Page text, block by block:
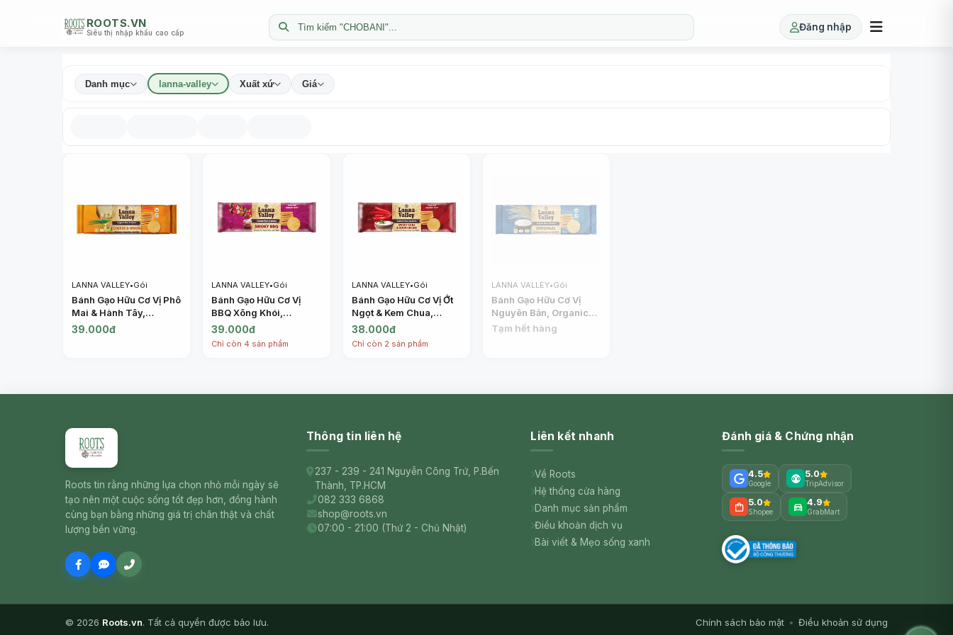
ROOTS.VN
Siêu thị nhập khẩu cao cấp
Tìm kiếm "CHOBANI"... Đăng nhập
Danh mục lanna-valley Xuất xứ Giá
LANNA VALLEY•Gói
Bánh Gạo Hữu Cơ Vị Phô
Mai & Hành Tây,
Organic Rice Crackers,
39.000đ
LANNA VALLEY•Gói
Bánh Gạo Hữu Cơ Vị
BBQ Xông Khói,
Organic Rice Crackers,
Smoky BBQ, Gluten
Free (100g) - LANNA
39.000đ
Chỉ còn 4 sản phẩm
LANNA VALLEY•Gói
Bánh Gạo Hữu Cơ Vị Ớt
Ngọt & Kem Chua,
Organic Rice Crackers,
Sweet Chili & Sour
Cream, Gluten Free
38.000đ
Chỉ còn 2 sản phẩm
LANNA VALLEY•Gói
Bánh Gạo Hữu Cơ Vị
Nguyên Bản, Organic
White Rice Crackers,
Tạm hết hàng
Roots tin rằng những lựa chọn nhỏ mỗi ngày sẽ
tạo nên một cuộc sống tốt đẹp hơn, đồng hành
cùng bạn bằng những giá trị chân thật và chất
lượng bền vững.
Thông tin liên hệ
237 - 239 - 241 Nguyễn Công Trứ, P.Bến
Thành, TP.HCM
082 333 6868
shop@roots.vn
07:00 - 21:00 (Thứ 2 - Chủ Nhật)
Liên kết nhanh
Về Roots
Hệ thống cửa hàng
Danh mục sản phẩm
Điều khoản dịch vụ
Bài viết & Mẹo sống xanh
Đánh giá & Chứng nhận
4.5
Google
5.0
TripAdvisor
5.0
Shopee
4.9
GrabMart
© 2026 Roots.vn. Tất cả quyền được bảo lưu. Chính sách bảo mật • Điều khoản sử dụng